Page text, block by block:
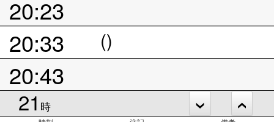
20:23
20:33
()
20:43
21 時